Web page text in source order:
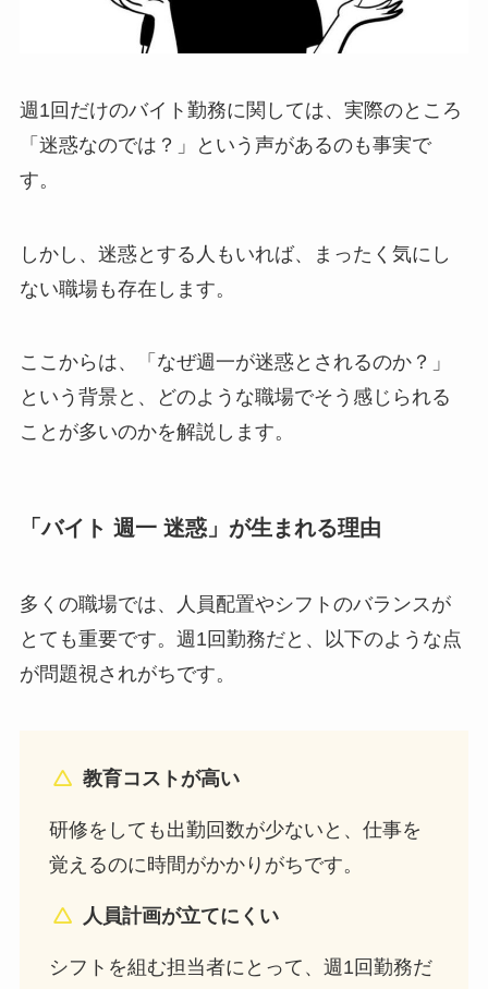
週1回だけのバイト勤務に関しては、実際のところ
「迷惑なのでは？」という声があるのも事実で
す。
しかし、迷惑とする人もいれば、まったく気にし
ない職場も存在します。
ここからは、「なぜ週一が迷惑とされるのか？」
という背景と、どのような職場でそう感じられる
ことが多いのかを解説します。
「バイト 週一 迷惑」が生まれる理由
多くの職場では、人員配置やシフトのバランスが
とても重要です。週1回勤務だと、以下のような点
が問題視されがちです。
教育コストが高い
研修をしても出勤回数が少ないと、仕事を
覚えるのに時間がかかりがちです。
人員計画が立てにくい
シフトを組む担当者にとって、週1回勤務だ